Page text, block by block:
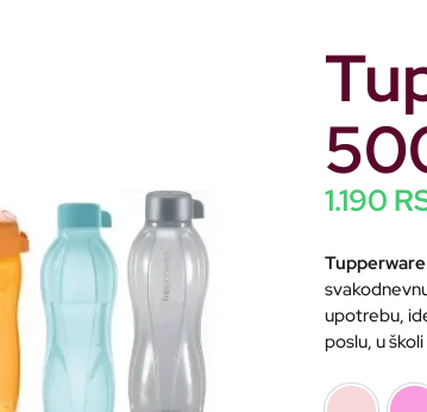
1.190
Tupperware
upotrebu,
poslu, uškoli